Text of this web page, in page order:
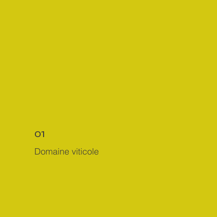
01
Domaine viticole